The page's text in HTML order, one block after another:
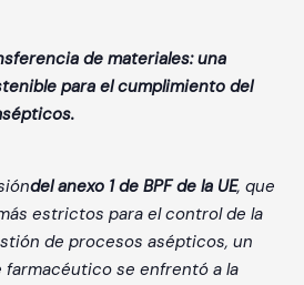
de materiales: una
para el cumplimiento del
del anexo 1 de BPF de la UE, que
estrictos para el control de la
de procesos asépticos, un
se enfrentó a la